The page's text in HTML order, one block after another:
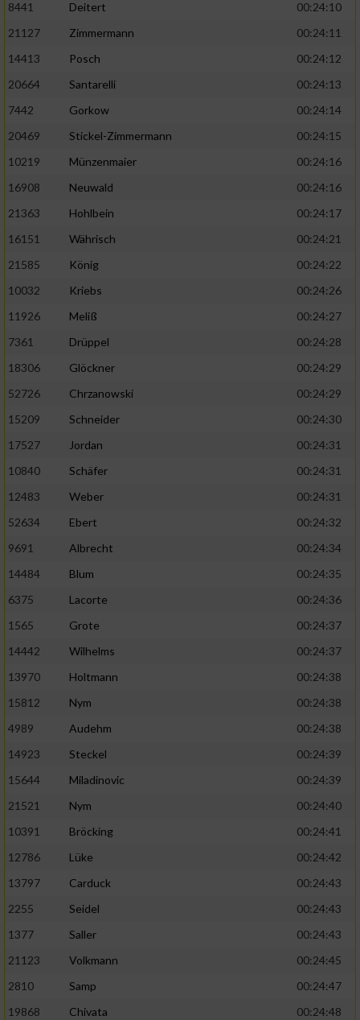
8441 Deitert
00:24:10
21127
Zimmermann
00:24:11
14413
Posch
00:24:12
20664
Santarelli
00:24:13
7442
Gorkow
00:24:14
20469
Stickel-Zimmermann
00:24:15
10219
Münzenmaier
00:24:16
16908
Neuwald
00:24:16
21363
Hohlbein
00:24:17
16151
Währisch
00:24:21
21585
König
00:24:22
10032
Kriebs
00:24:26
11926
Meliß
00:24:27
7361
Drüppel
00:24:28
18306
Glöckner
00:24:29
52726
Chrzanowski
00:24:29
15209
Schneider
00:24:30
17527
Jordan
00:24:31
10840
Schäfer
00:24:31
12483
Weber
00:24:31
52634
Ebert
00:24:32
9691
Albrecht
00:24:34
14484
Blum
00:24:35
6375
Lacorte
00:24:36
1565
Grote
00:24:37
14442
Wilhelms
00:24:37
13970
Holtmann
00:24:38
15812
Nym
00:24:38
4989
Audehm
00:24:38
14923
Steckel
00:24:39
15644
Miladinovic
00:24:39
21521
Nym
00:24:40
10391
Bröcking
00:24:41
12786
Lüke
00:24:42
13797
Carduck
00:24:43
2255
Seidel
00:24:43
1377
Saller
00:24:43
21123
Volkmann
00:24:45
2810
Samp
00:24:47
19868
Chivata
00:24:48